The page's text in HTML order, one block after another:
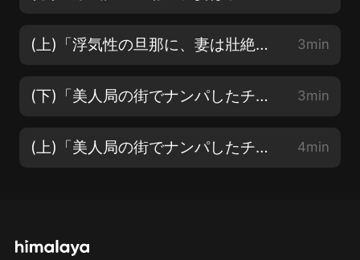
(上)「浮気性の旦那に、妻は壯絶な仕返し？消えた死體、スリラー満點」の無駄話、映畫・ロストボディ 3min
(下)「美人局の街でナンパしたチャラ男、超不運な結末に！」の無駄話、映畫・Uターン 3min
(上)「美人局の街でナンパしたチャラ男、超不運な結末に！」の無駄話、映畫・Uターン 4min